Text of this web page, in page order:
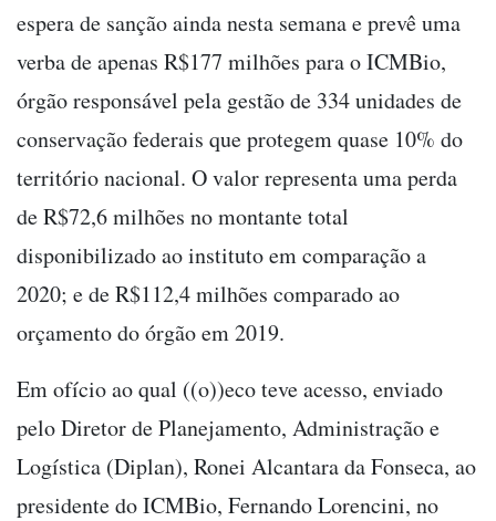
espera de sanção ainda nesta semana e prevê uma
verba de apenas R$177 milhões para o ICMBio,
órgão responsável pela gestão de 334 unidades de
conservação federais que protegem quase 10% do
território nacional. O valor representa uma perda
de R$72,6 milhões no montante total
disponibilizado ao instituto em comparação a
2020; e de R$112,4 milhões comparado ao
orçamento do órgão em 2019.
Em ofício ao qual ((o))eco teve acesso, enviado
pelo Diretor de Planejamento, Administração e
Logística (Diplan), Ronei Alcantara da Fonseca, ao
presidente do ICMBio, Fernando Lorencini, no